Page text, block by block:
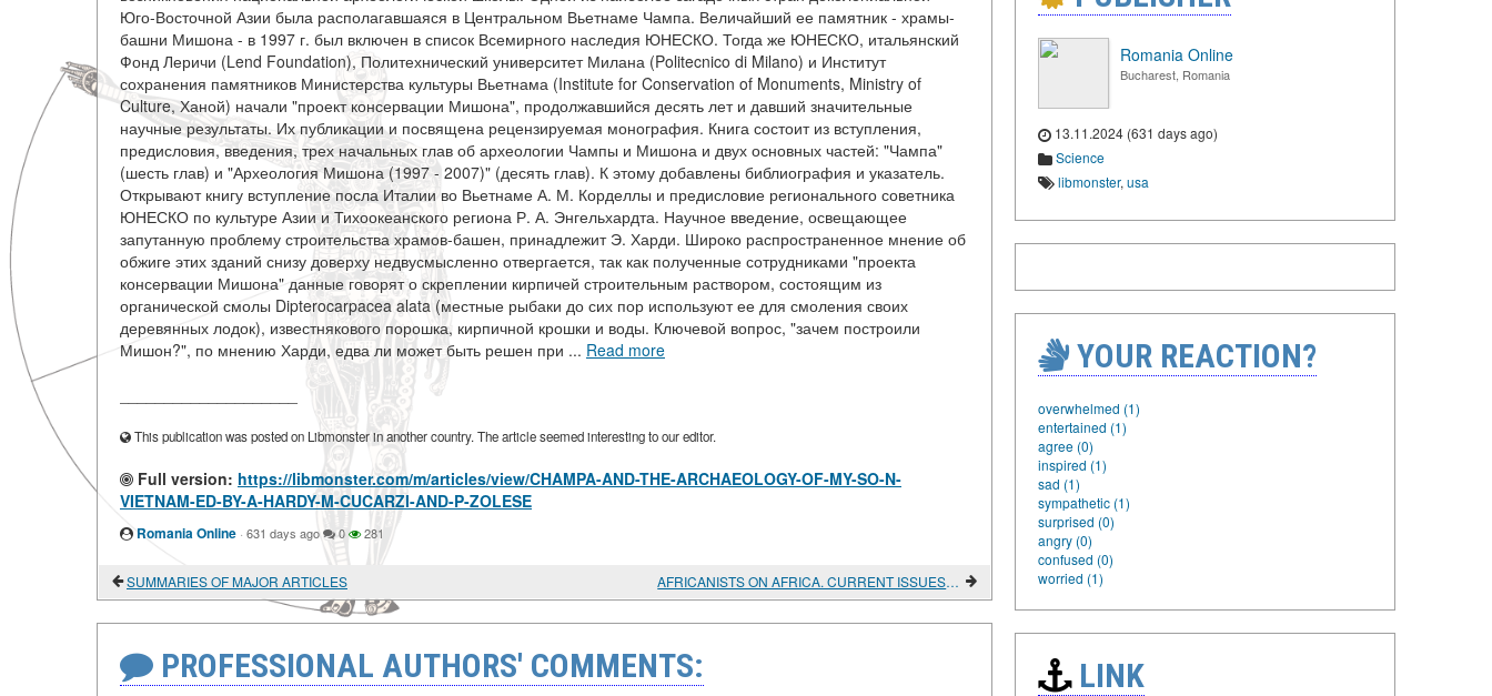
Юго-Восточной Азии была располагавшаяся в Центральном Вьетнаме Чампа. Величайший ее памятник - храмы-
башни Мишона - в 1997 г. был включен в список Всемирного наследия ЮНЕСКО. Тогда же ЮНЕСКО, итальянский
Фонд Леричи (Lend Foundation), Политехнический университет Милана (Politecnico di Milano) и Институт
сохранения памятников Министерства культуры Вьетнама (Institute for Conservation of Monuments, Ministry of
Culture, Ханой) начали "проект консервации Мишона", продолжавшийся десять лет и давший значительные
научные результаты. Их публикации и посвящена рецензируемая монография. Книга состоит из вступления,
предисловия, введения, трех начальных глав об археологии Чампы и Мишона и двух основных частей: "Чампа"
(шесть глав) и "Археология Мишона (1997 - 2007)" (десять глав). К этому добавлены библиография и указатель.
Открывают книгу вступление посла Италии во Вьетнаме А. М. Корделлы и предисловие регионального советника
ЮНЕСКО по культуре Азии и Тихоокеанского региона Р. А. Энгельхардта. Научное введение, освещающее
запутанную проблему строительства храмов-башен, принадлежит Э. Харди. Широко распространенное мнение об
обжиге этих зданий снизу доверху недвусмысленно отвергается, так как полученные сотрудниками "проекта
консервации Мишона" данные говорят о скреплении кирпичей строительным раствором, состоящим из
органической смолы Dipterocarpacea alata (местные рыбаки до сих пор используют ее для смоления своих
деревянных лодок), известнякового порошка, кирпичной крошки и воды. Ключевой вопрос, "зачем построили
Мишон?", по мнению Харди, едва ли может быть решен при ... Read more
This publication was posted on Libmonster in another country. The article seemed interesting to our editor.
Full version: https://libmonster.com/m/articles/view/CHAMPA-AND-THE-ARCHAEOLOGY-OF-MY-SO-N-
VIETNAM-ED-BY-A-HARDY-M-CUCARZI-AND-P-ZOLESE
Romania Online · 631 days ago 0 281
SUMMARIES OF MAJOR ARTICLES AFRICANISTS ON AFRICA. CURRENT ISSUES. Ed. by Patrick Chabal and Peter Skalník
PROFESSIONAL AUTHORS' COMMENTS:
Romania Online
Bucharest, Romania
13.11.2024 (631 days ago)
Science
libmonster, usa
YOUR REACTION?
overwhelmed (1)
entertained (1)
agree (0)
inspired (1)
sad (1)
sympathetic (1)
surprised (0)
angry (0)
confused (0)
worried (1)
LINK